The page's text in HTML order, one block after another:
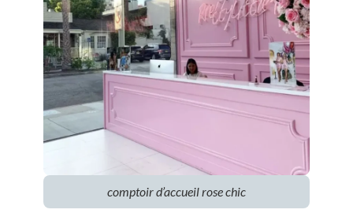
comptoir d’accueil rose chic